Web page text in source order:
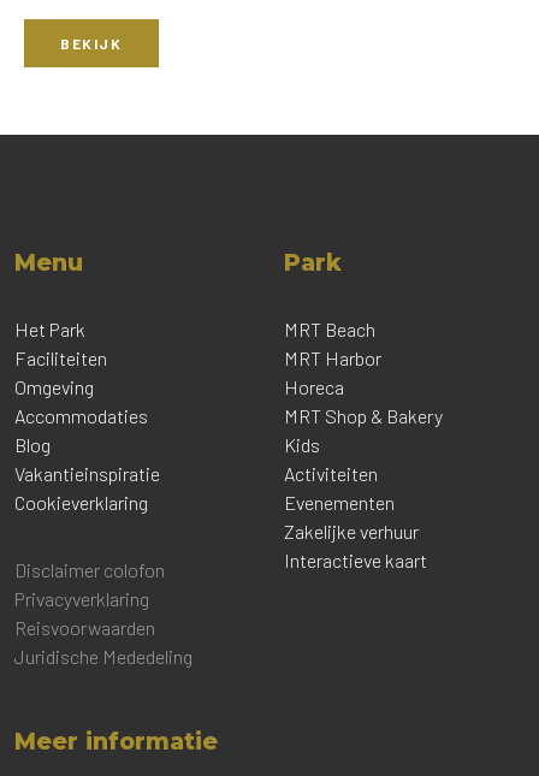
BEKIJK
Menu
Het Park
Faciliteiten
Omgeving
Accommodaties
Blog
Vakantieinspiratie
Cookieverklaring
Disclaimer colofon
Privacyverklaring
Reisvoorwaarden
Juridische Mededeling
Park
MRT Beach
MRT Harbor
Horeca
MRT Shop & Bakery
Kids
Activiteiten
Evenementen
Zakelijke verhuur
Interactieve kaart
Meer informatie